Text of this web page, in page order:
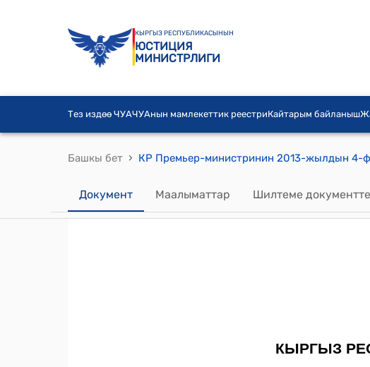
КЫРГЫЗ РЕСПУБЛИКАСЫНЫН
ЮСТИЦИЯ
МИНИСТРЛИГИ
Тез издөө ЧУАЧУАнын мамлекеттик реестриКайтарым байланыш
Башкы бет ›
Документ Маалыматтар Шилтеме